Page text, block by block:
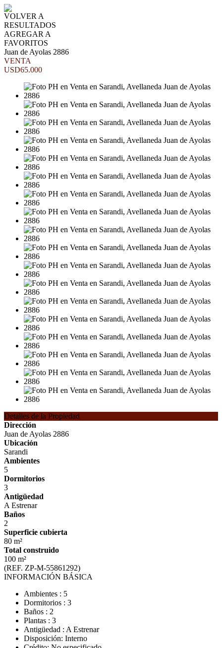
VOLVER A
RESULTADOS
AGREGAR A
FAVORITOS
Juan de Ayolas 2886
VENTA
USD65.000
Detalles de la Propiedad
Dirección
Juan de Ayolas 2886
Ubicación
Sarandi
Ambientes
5
Dormitorios
3
Antigüedad
A Estrenar
Baños
2
Superficie cubierta
80 m²
Total construido
100 m²
(REF. ZP-M-55861292)
INFORMACIÓN BÁSICA
Ambientes : 5
Dormitorios : 3
Baños : 2
Plantas : 3
Antigüedad : A Estrenar
Disposición: Interno